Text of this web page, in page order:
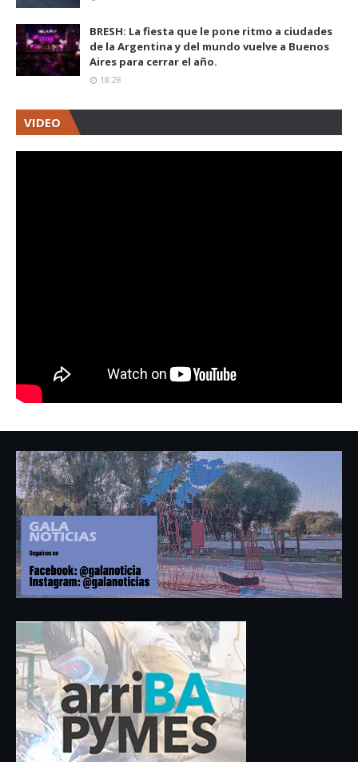
BRESH: La fiesta que le pone ritmo a ciudades
de la Argentina y del mundo vuelve a Buenos
Aires para cerrar el año.
18:28
VIDEO